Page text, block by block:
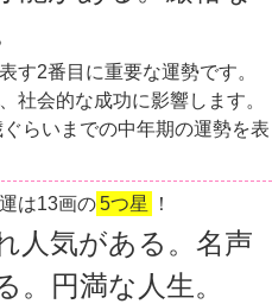
す2番目に重要な運勢です。
社会的な成功に影響します。
らいまでの中年期の運勢を表
は13画の5つ星 ！
人気がある。名声
。円満な人生。